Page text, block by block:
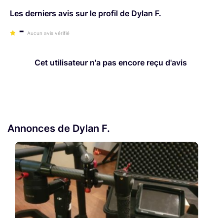
Les derniers avis sur le profil de Dylan F.
- Aucun avis vérifié
Cet utilisateur n'a pas encore reçu d'avis
Annonces de Dylan F.